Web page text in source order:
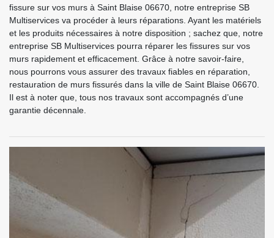
fissure sur vos murs à Saint Blaise 06670, notre entreprise SB
Multiservices va procéder à leurs réparations. Ayant les matériels
et les produits nécessaires à notre disposition ; sachez que, notre
entreprise SB Multiservices pourra réparer les fissures sur vos
murs rapidement et efficacement. Grâce à notre savoir-faire,
nous pourrons vous assurer des travaux fiables en réparation,
restauration de murs fissurés dans la ville de Saint Blaise 06670.
Il est à noter que, tous nos travaux sont accompagnés d’une
garantie décennale.